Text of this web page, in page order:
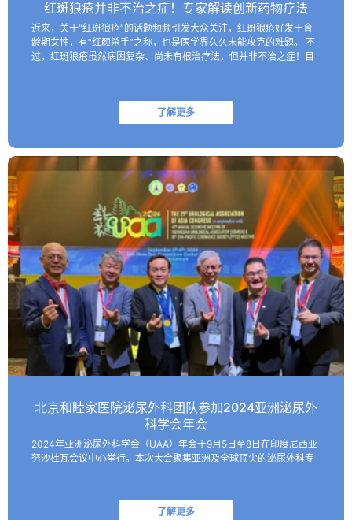
红斑狼疮并非不治之症！专家解读创新药物疗法
近来，关于“红斑狼疮”的话题频频引发大众关注，红斑狼疮好发于育
龄期女性，有“红颜杀手”之称，也是医学界久久未能攻克的难题。 不
过，红斑狼疮虽然病因复杂、尚未有根治疗法，但并非不治之症！目
了解更多
北京和睦家医院泌尿外科团队参加2024亚洲泌尿外
科学会年会
2024年亚洲泌尿外科学会（UAA）年会于9月5日至8日在印度尼西亚
努沙杜瓦会议中心举行。本次大会聚集亚洲及全球顶尖的泌尿外科专
了解更多